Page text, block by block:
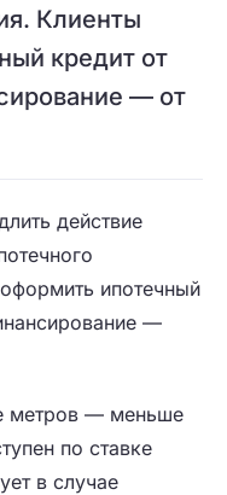
Клиенты
кредит от
— от
действие
ипотечный
—
метров — меньше
по ставке
в случае